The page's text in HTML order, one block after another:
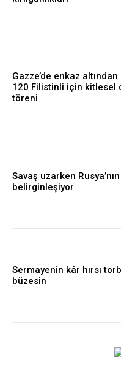
Gazze’de enkaz altından
120 Filistinli için kitlesel
töreni
Savaş uzarken
belirginleşiyor
Sermayenin kâr hırsı
büzesin